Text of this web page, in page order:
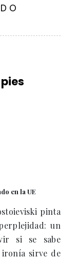
en la UE
pinta
un
si se sabe
sirve de